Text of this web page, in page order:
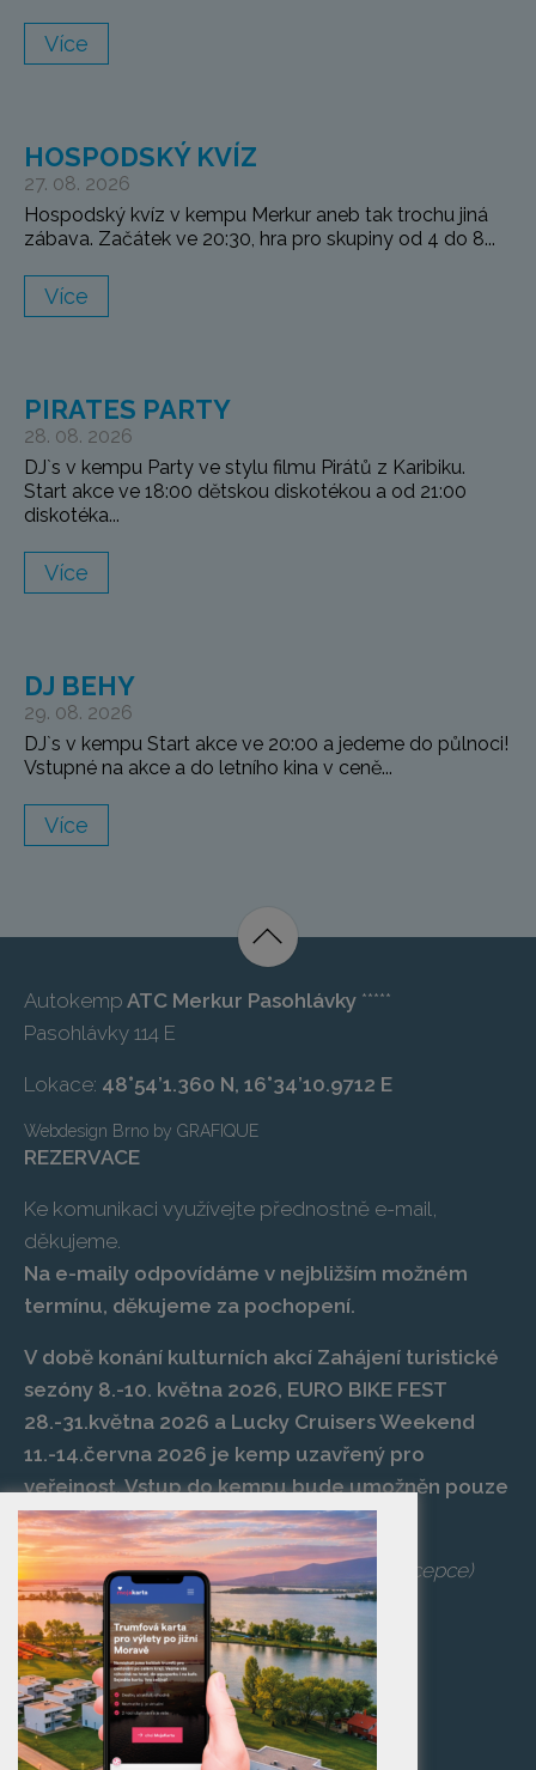
Více
HOSPODSKÝ KVÍZ
27. 08. 2026
Hospodský kvíz v kempu Merkur aneb tak trochu jiná
zábava. Začátek ve 20:30, hra pro skupiny od 4 do 8...
Více
PIRATES PARTY
28. 08. 2026
DJ`s v kempu Party ve stylu filmu Pirátů z Karibiku.
Start akce ve 18:00 dětskou diskotékou a od 21:00
diskotéka...
Více
DJ BEHY
29. 08. 2026
DJ`s v kempu Start akce ve 20:00 a jedeme do půlnoci!
Vstupné na akce a do letního kina v ceně...
Více
Autokemp ATC Merkur Pasohlávky *****
Pasohlávky 114 E
Lokace: 48°54’1.360 N, 16°34’10.9712 E
Webdesign Brno by GRAFIQUE
REZERVACE
Ke komunikaci využívejte přednostně e-mail,
děkujeme.
Na e-maily odpovídáme v nejbližším možném
termínu, děkujeme za pochopení.
V době konání kulturních akcí Zahájení turistické
sezóny 8.-10. května 2026, EURO BIKE FEST
28.-31.května 2026 a Lucky Cruisers Weekend
11.-14.června 2026 je kemp uzavřený pro
veřejnost. Vstup do kempu bude umožněn pouze
po zaplacení vstupenky na danou akci.
Telefon:+420 519 427 714,539 029 266
(recepce)
E-mail:camp@pasohlavky.cz
SPOJTE SE S NÁMI